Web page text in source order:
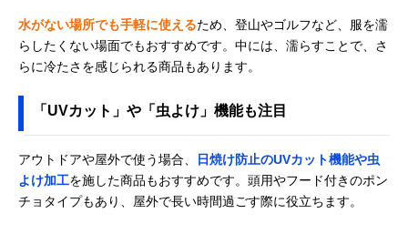
Amazonで見る
napnap(ナップナ
ップ) クールタオ
ル
和服にも似合う涼
しげな水彩柄
約27×90cm
水がない場所でも手軽に使えるため、登山やゴルフなど、服を濡
らしたくない場面でもおすすめです。中には、濡らすことで、さ
らに冷たさを感じられる商品もあります。
「UVカット」や「虫よけ」機能も注目
アウトドアや屋外で使う場合、
日焼け防止のUVカット機能や虫
よけ加工を施した商品もおすすめです。頭用やフード付きのポン
チョタイプもあり、屋外で長い時間過ごす際に役立ちます。